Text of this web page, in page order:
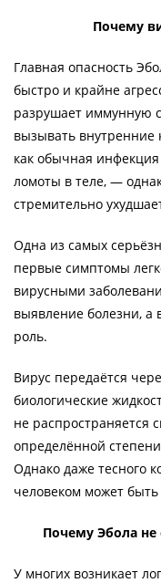
Почему
Главная опасность
быстро и крайне
разрушает иммунную
вызывать внутренние
как обычная
ломоты в теле, —
стремительно
Одна из самых
первые симптомы
вирусными
выявление болезни,
роль.
Вирус передаётся
биологические
не распространяется
определённой
Однако даже тесного
человеком может
Почему Эбола не
У многих возникает